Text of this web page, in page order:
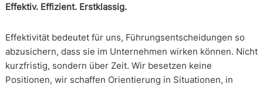
Effektiv. Effizient. Erstklassig.
Effektivität bedeutet für uns, Führungsentscheidungen so
abzusichern, dass sie im Unternehmen wirken können. Nicht
kurzfristig, sondern über Zeit. Wir besetzen keine
Positionen, wir schaffen Orientierung in Situationen, in